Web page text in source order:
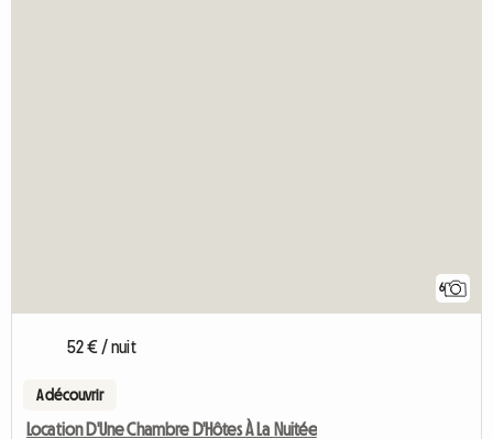
6
52 € / nuit
A découvrir
Location D'Une Chambre D'Hôtes À La Nuitée